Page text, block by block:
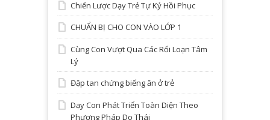
Chiến Lược Dạy Trẻ Tự Kỷ Hồi Phục
CHUẨN BỊ CHO CON VÀO LỚP 1
Cùng Con Vượt Qua Các Rối Loạn Tâm
Lý
Đập tan chứng biếng ăn ở trẻ
Dạy Con Phát Triển Toàn Diện Theo
Phương Pháp Do Thái